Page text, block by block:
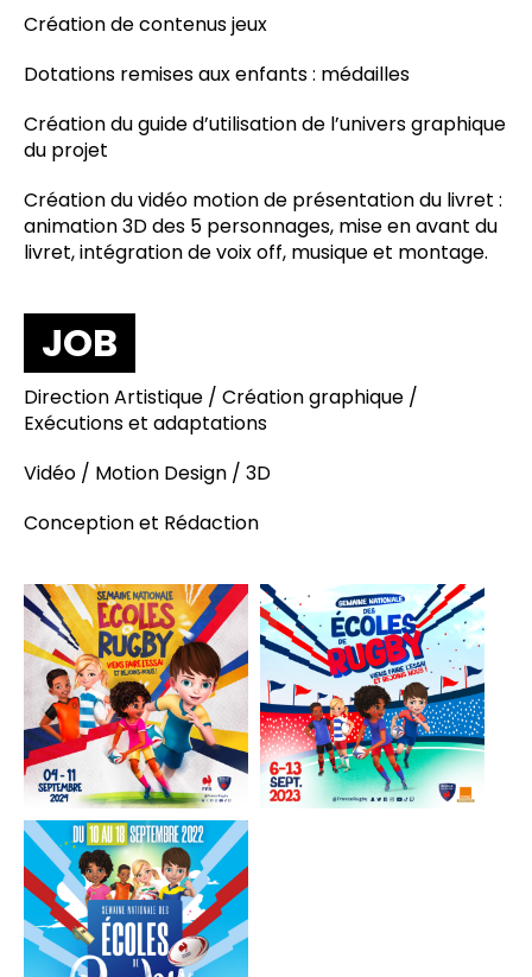
Création de contenus jeux
Dotations remises aux enfants : médailles
Création du guide d’utilisation de l’univers graphique
du projet
Création du vidéo motion de présentation du livret :
animation 3D des 5 personnages, mise en avant du
livret, intégration de voix off, musique et montage.
JOB
Direction Artistique / Création graphique /
Exécutions et adaptations
Vidéo / Motion Design / 3D
Conception et Rédaction